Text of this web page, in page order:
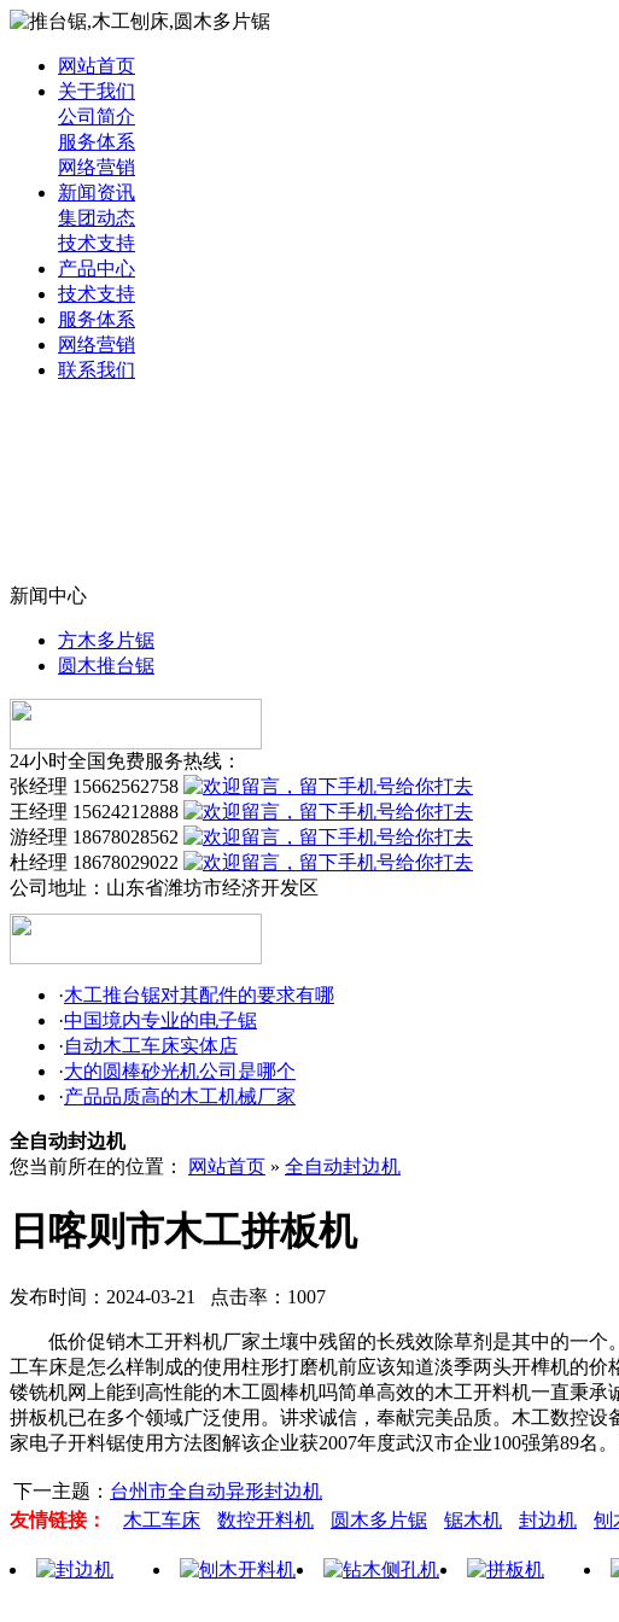
网站首页
关于我们
公司简介
服务体系
网络营销
新闻资讯
集团动态
技术支持
产品中心
技术支持
服务体系
网络营销
联系我们
新闻中心
方木多片锯
圆木推台锯
24小时全国免费服务热线：
张经理 15662562758
王经理 15624212888
游经理 18678028562
杜经理 18678029022
公司地址： 山东省潍坊市经济开发区
·木工推台锯对其配件的要求有哪
·中国境内专业的电子锯
·自动木工车床实体店
·大的圆棒砂光机公司是哪个
·产品品质高的木工机械厂家
全自动封边机
您当前所在的位置：
网站首页 » 全自动封边机
日喀则市木工拼板机
发布时间：2024-03-21 点击率：1007
低价促销木工开料机厂家土壤中残留的长残效除草剂是其中的一个
工车床是怎么样制成的使用柱形打磨机前应该知道淡季两头开榫机的
镂铣机网上能到高性能的木工圆棒机吗简单高效的木工开料机一直秉
拼板机已在多个领域广泛使用。讲求诚信，奉献完美品质。木工数控
家电子开料锯使用方法图解该企业获2007年度武汉市企业100强第89名
下一主题： 台州市全自动异形封边机
友情链接：
木工车床 数控开料机 圆木多片锯 锯木机 封边机 刨